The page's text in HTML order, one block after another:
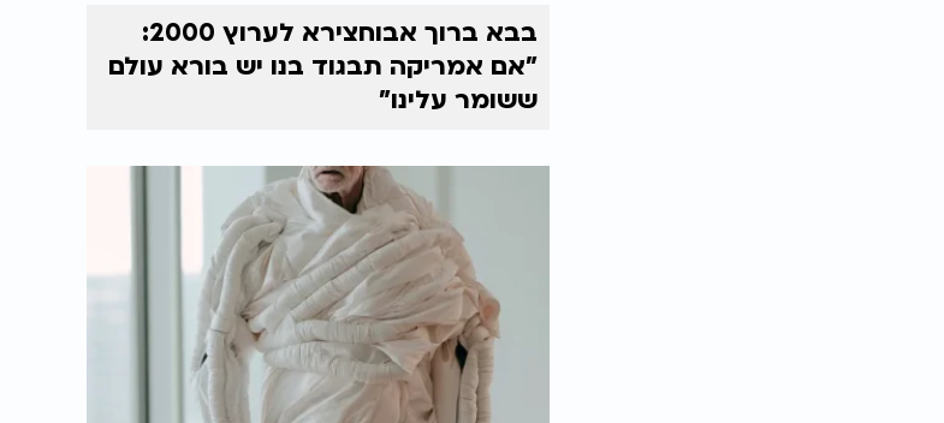
בבא ברוך אבוחצירא לערוץ 2000:
"אם אמריקה תבגוד בנו יש בורא עולם
ששומר עלינו"